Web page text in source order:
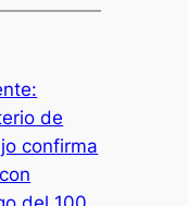
de
confirma